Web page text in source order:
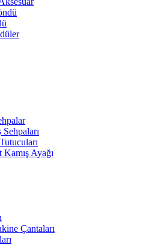
Ayağı
Çantaları